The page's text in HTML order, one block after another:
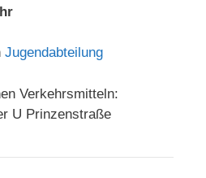
Jugendabteilung
Verkehrsmitteln:
U Prinzenstraße